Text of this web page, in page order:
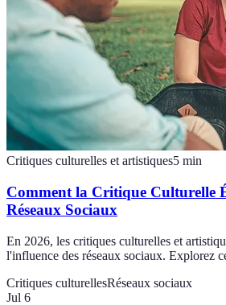
Critiques culturelles et artistiques5 min
Comment la Critique Culturelle
Réseaux Sociaux
En 2026, les critiques culturelles et
l'influence des réseaux sociaux. Explorez
Critiques culturellesRéseaux sociaux
Jul 6